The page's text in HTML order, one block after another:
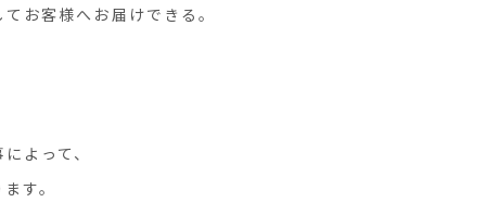
お客様へお届けできる。
よって、
す。